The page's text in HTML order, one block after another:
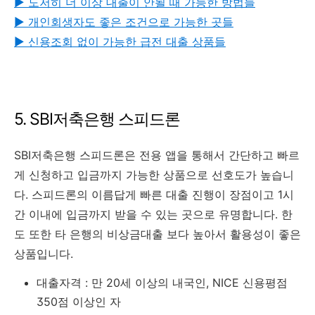
▶︎ 개인회생자도 좋은 조건으로 가능한 곳들
▶︎ 신용조회 없이 가능한 급전 대출 상품들
5. SBI저축은행 스피드론
SBI저축은행 스피드론은 전용 앱을 통해서 간단하고 빠르
게 신청하고 입금까지 가능한 상품으로 선호도가 높습니
다. 스피드론의 이름답게 빠른 대출 진행이 장점이고 1시
간 이내에 입금까지 받을 수 있는 곳으로 유명합니다. 한
도 또한 타 은행의 비상금대출 보다 높아서 활용성이 좋은
상품입니다.
대출자격 : 만 20세 이상의 내국인, NICE 신용평점
350점 이상인 자